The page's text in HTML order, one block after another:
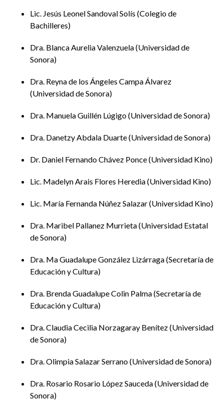
Radiografía de la ciudadanía digital en el
política educativa
Guerrero
bachillerato a distancia
Alberto Ramírez Martinell,Universidad
aplicación de políticas educativas
German Walters Meraz y Dania Marlenne Reyes
Miércoles 15 de octubre
Mesa de discusión:
Educación inclusiva y acceso al
aprendizaje (bloque 1)
Moderadora: Brenda Guadalupe Colin Palma (
con discapacidad en COBACH Sonora
Lic. Jesús Leonel Sandoval Solís Colegio de
Bachilleres
Dra. Blanca Aurelia Valenzuela Universidad de
Sonora
Dra. Reyna de los Ángeles Campa Álvarez
Universidad de Sonora
Dra. Manuela Guillén Lúgigo Universidad de Sonora
Dra. Danetzy Abdala Duarte Universidad de Sonora
Dr. Daniel Fernando Chávez Ponce Universidad Kino
Lic. Madelyn Arais Flores Heredia Universidad Kino
Lic. María Fernanda Núñez Salazar Universidad Kino
Dra. Maribel Pallanez Murrieta Universidad Estatal
de Sonora
Dra. Ma Guadalupe González Lizárraga Secretaría de
Educación y Cultura
Dra. Brenda Guadalupe Colin Palma Secretaría de
Educación y Cultura
Dra. Claudia Cecilia Norzagaray Benítez Universidad
de Sonora
Dra. Olimpia Salazar Serrano Universidad de Sonora
Dra. Rosario Rosario López Sauceda Universidad de
Sonora